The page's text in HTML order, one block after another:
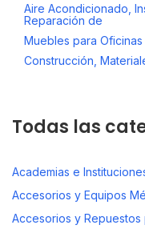
Aire Acondicionado,
Reparación de
Muebles para Oficinas
Construcción,
Todas las
Academias e
Accesorios y Equipos
Accesorios y Repuestos